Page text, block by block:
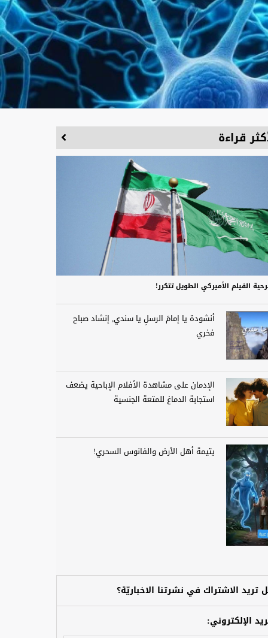
قراءة
الفيلم الأميركي الطويل تتكرر!
أنشودة يا إمامَ الرسلِ يا سندي, إنشاد صباح
فخري
الإدمان على مشاهدة الأفلام الإباحية يضعف
استجابة الدماغ للمتعة الجنسية
يتيمة أهل الأرض والفانوس السحري!
تريد الاشتراك في نشرتنا الاخباريّة؟
الإلكتروني: